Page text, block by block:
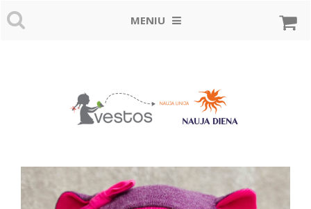
MENIU